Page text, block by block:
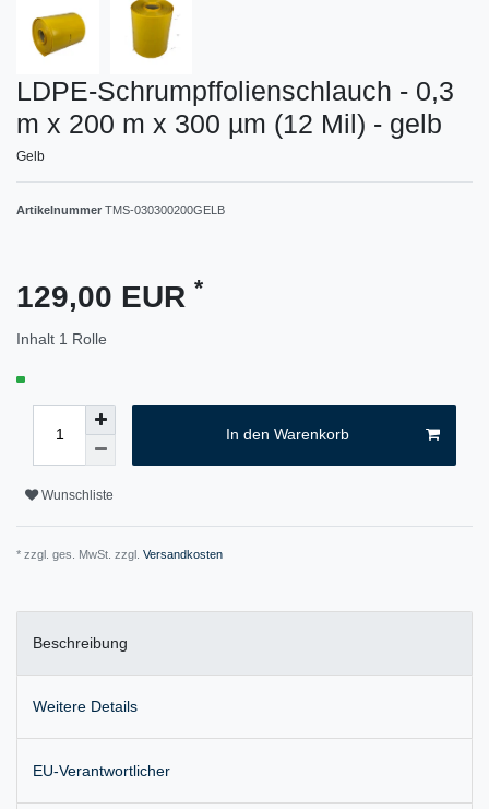
LDPE-Schrumpffolienschlauch - 0,3
m x 200 m x 300 µm (12 Mil) - gelb
Gelb
Artikelnummer TMS-030300200GELB
129,00 EUR *
Inhalt 1 Rolle
In den Warenkorb
Wunschliste
* zzgl. ges. MwSt. zzgl. Versandkosten
Beschreibung
Weitere Details
EU-Verantwortlicher